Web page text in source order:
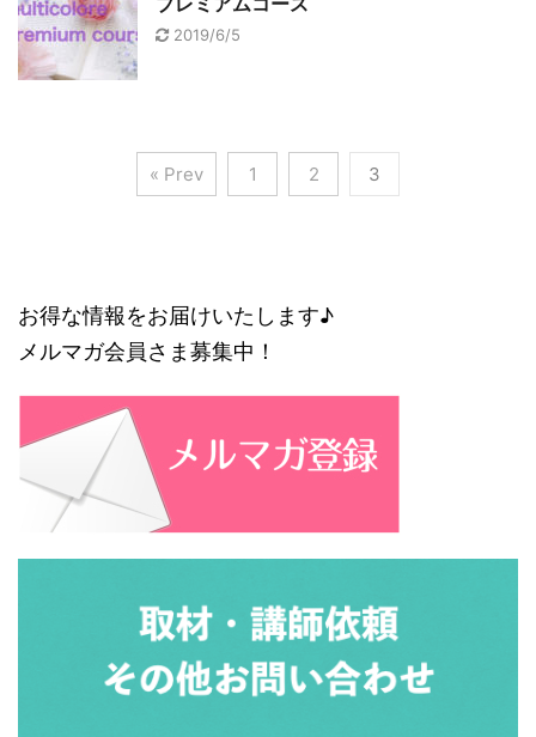
2019/6/5
« Prev 1 2 3
お得な情報をお届けいたします♪
メルマガ会員さま募集中！